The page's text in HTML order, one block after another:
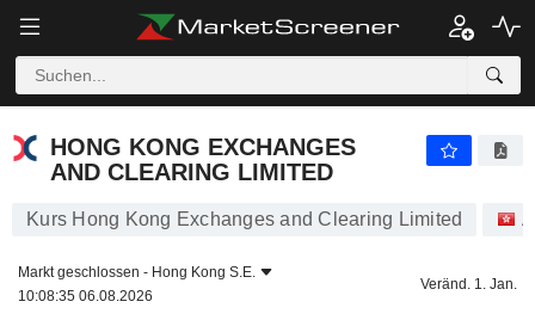
HONG KONG EXCHANGES
AND CLEARING LIMITED
Kurs Hong Kong Exchanges and Clearing Limited
Markt geschlossen - Hong Kong S.E.
10:08:35 06.08.2026
Veränd. 1. Jan.